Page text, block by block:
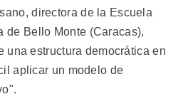
directora de la Escuela
de Bello Monte (Caracas),
una estructura democrática en
aplicar un modelo de